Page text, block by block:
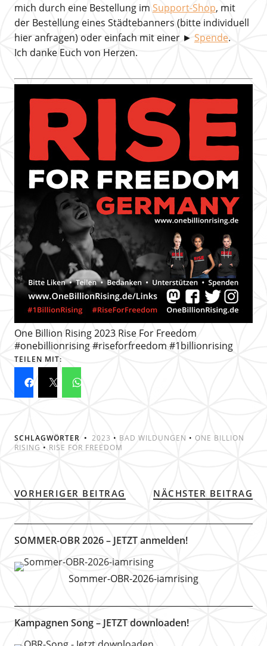
mich durch eine Bestellung im Support-Shop, mit
der Bestellung eines Städtebanners (bitte individuell
hier anfragen) oder einfach mit einer ► Spende.
Ich danke Euch von Herzen.
One Billion Rising 2023 Rise For Freedom
#onebillionrising #riseforfreedom #1billionrising
TEILEN MIT:
SCHLAGWÖRTER 2023 • BAD WILDUNGEN • ONE BILLION
RISING • RISE FOR FREEDOM
VORHERIGER BEITRAG NÄCHSTER BEITRAG
SOMMER-OBR 2026 – JETZT anmelden!
Sommer-OBR-2026-iamrising
Kampagnen Song – JETZT downloaden!